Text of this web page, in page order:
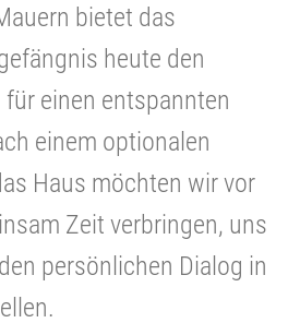
bietet das
heute den
einen entspannten
einem optionalen
Haus möchten wir vor
Zeit verbringen, uns
persönlichen Dialog in